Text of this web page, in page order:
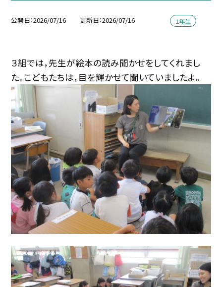
公開日 2026/07/16 更新日 2026/07/16 １年生
３組では，先生が絵本の読み聞かせをしてくれまし
た。こどもたちは，目を輝かせて聞いていましたよ。